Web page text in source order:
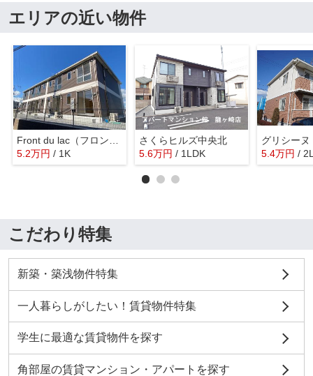
エリアの近い物件
5.2万円 / 1K
さくらヒルズ中央北
5.6万円 / 1LDK 5.4万円 /
こだわり特集
新築・築浅物件特集
一人暮らしがしたい！賃貸物件特集
学生に最適な賃貸物件を探す
角部屋の賃貸マンション・アパートを探す